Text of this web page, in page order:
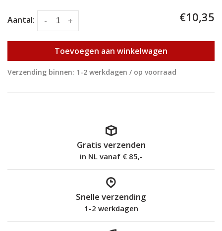
Aantal: +
- €10,35
Toevoegen aan winkelwagen
Verzending binnen: 1-2 werkdagen / op voorraad
Gratis verzenden
in NL vanaf € 85,-
Snelle verzending
1-2 werkdagen